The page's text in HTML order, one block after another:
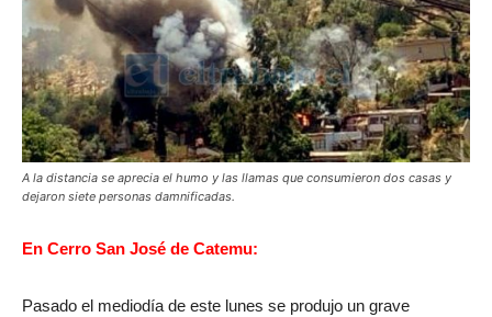
A la distancia se aprecia el humo y las llamas que consumieron dos casas y
dejaron siete personas damnificadas.
En Cerro San José de Catemu:
Pasado el mediodía de este lunes se produjo un grave